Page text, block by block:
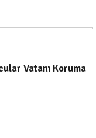
Vatanı Koruma